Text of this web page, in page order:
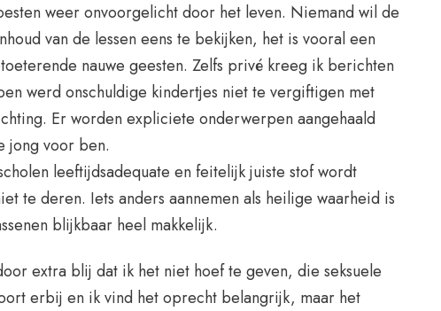
weer onvoorgelicht door het leven. Niemand wil de
van de lessen eens te bekijken, het is vooral een
nauwe geesten. Zelfs privé kreeg ik berichten
werd onschuldige kindertjes niet te vergiftigen met
Er worden expliciete onderwerpen aangehaald
jong voor ben.
leeftijdsadequate en feitelijk juiste stof wordt
te deren. Iets anders aannemen als heilige waarheid is
blijkbaar heel makkelijk.
extra blij dat ik het niet hoef te geven, die seksuele
erbij en ik vind het oprecht belangrijk, maar het